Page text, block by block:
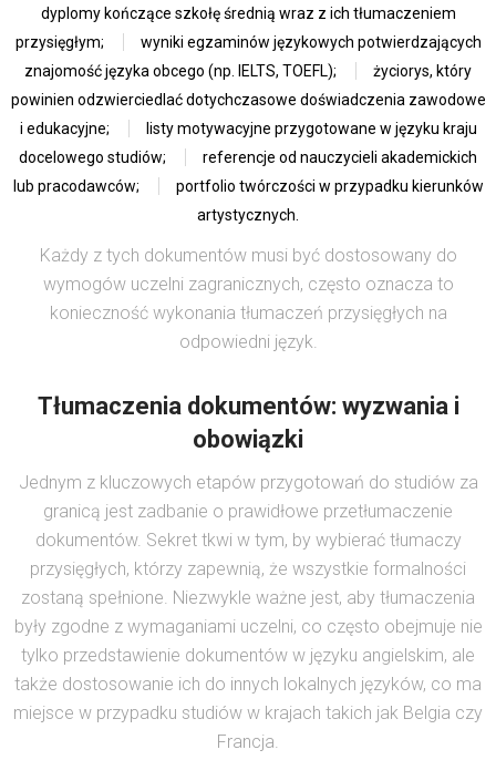
dyplomy kończące szkołę średnią wraz z ich tłumaczeniem
przysięgłym;
wyniki egzaminów językowych potwierdzających
znajomość języka obcego (np. IELTS, TOEFL);
życiorys, który
powinien odzwierciedlać dotychczasowe doświadczenia zawodowe
i edukacyjne;
listy motywacyjne przygotowane w języku kraju
docelowego studiów;
referencje od nauczycieli akademickich
lub pracodawców;
portfolio twórczości w przypadku kierunków
artystycznych.
Każdy z tych dokumentów musi być dostosowany do
wymogów uczelni zagranicznych, często oznacza to
konieczność wykonania tłumaczeń przysięgłych na
odpowiedni język.
Tłumaczenia dokumentów: wyzwania i
obowiązki
Jednym z kluczowych etapów przygotowań do studiów za
granicą jest zadbanie o prawidłowe przetłumaczenie
dokumentów. Sekret tkwi w tym, by wybierać tłumaczy
przysięgłych, którzy zapewnią, że wszystkie formalności
zostaną spełnione. Niezwykle ważne jest, aby tłumaczenia
były zgodne z wymaganiami uczelni, co często obejmuje nie
tylko przedstawienie dokumentów w języku angielskim, ale
także dostosowanie ich do innych lokalnych języków, co ma
miejsce w przypadku studiów w krajach takich jak Belgia czy
Francja.